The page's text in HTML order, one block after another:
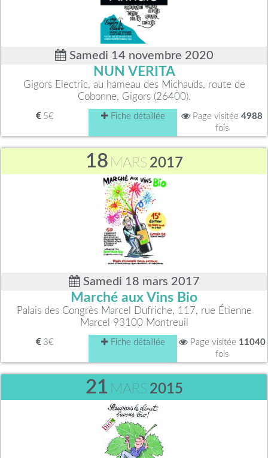
Samedi 14 novembre 2020
NUN VERITA
Gigors Electric, au hameau des Michauds, route de
Cobonne, Gigors (26400).
5€ Fiche détaillée Page visitée 4988
fois
18 MARS 2017
Samedi 18 mars 2017
Marché aux Vins Bio
Palais des Congrès Marcel Dufriche, 117, rue Étienne
Marcel 93100 Montreuil
3€ Fiche détaillée Page visitée 11040
fois
21 MARS 2015